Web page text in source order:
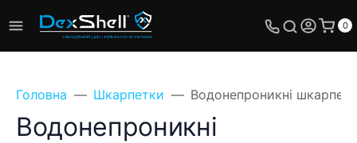
0
Головна Шкарпетки Водонепроникні
Водонепроникні